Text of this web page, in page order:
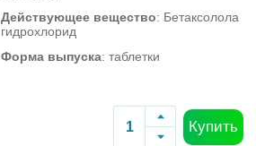
Действующее вещество: Бетаксолола
гидрохлорид
Форма выпуска: таблетки
Купить